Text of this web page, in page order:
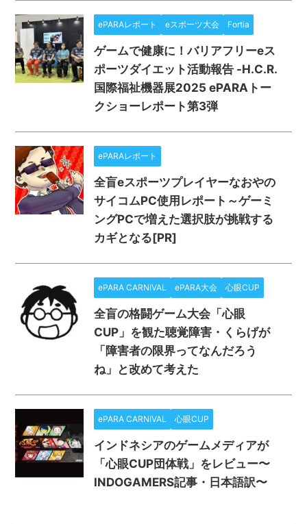
ePARAレポート eスポーツ大会 Fortia
ゲームで健康に！バリアフリーeス
ポーツダイエット活動報告 -H.C.R.
国際福祉機器展2025 ePARAトー
クショーレポート第3弾
ePARAレポート
全盲eスポーツプレイヤーなおやの
サイコムPC使用レポート～ゲーミ
ングPCで増えた選択肢が挑戦する
カギとなる[PR]
ePARA CARNIVAL ePARA大会 心眼CUP
全盲の格闘ゲーム大会「心眼
CUP」を観た聴覚障害・くらげが
「障害者の限界ってなんだろう
ね」と改めて考えた
ePARA CARNIVAL 心眼CUP
インドネシアのゲームメディアが
「心眼CUP団体戦」をレビュー〜
INDOGAMERS記事・日本語訳〜